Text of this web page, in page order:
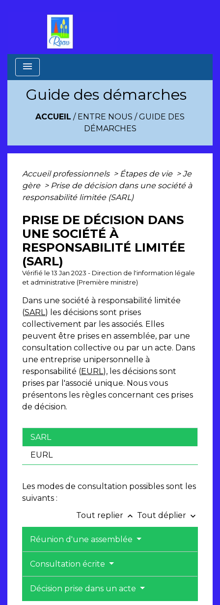
menu
Guide des démarches
ACCUEIL / ENTRE NOUS /GUIDE DES
DÉMARCHES
Accueil professionnels > Étapes de vie > Je
gère > Prise de décision dans une société à
responsabilité limitée (SARL)
PRISE DE DÉCISION DANS
UNE SOCIÉTÉ À
RESPONSABILITÉ LIMITÉE
(SARL)
Vérifié le 13 Jan 2023 - Direction de l'information légale
et administrative (Première ministre)
Dans une société à responsabilité limitée
(SARL) les décisions sont prises
collectivement par les associés. Elles
peuvent être prises en assemblée, par une
consultation collective ou par un acte. Dans
une entreprise unipersonnelle à
responsabilité (EURL), les décisions sont
prises par l'associé unique. Nous vous
présentons les règles concernant ces prises
de décision.
SARL
EURL
Les modes de consultation possibles sont les
suivants :
Tout replier keyboard_arrow_up Tout déplier keyboard_arrow_down
Réunion d'une assemblée
Consultation écrite
Décision prise dans un acte